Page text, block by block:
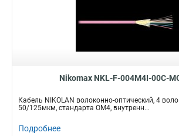
Nikomax NKL-F-004M4I-00C-
Кабель NIKOLAN волоконно-оптический, 4
50/125мкм, стандарта ОМ4, внутренн...
Подробнее